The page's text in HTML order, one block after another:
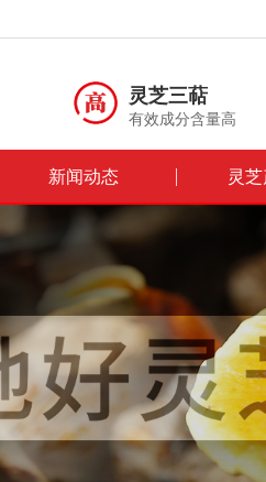
灵芝三萜
有效成分含量高
新闻动态 灵